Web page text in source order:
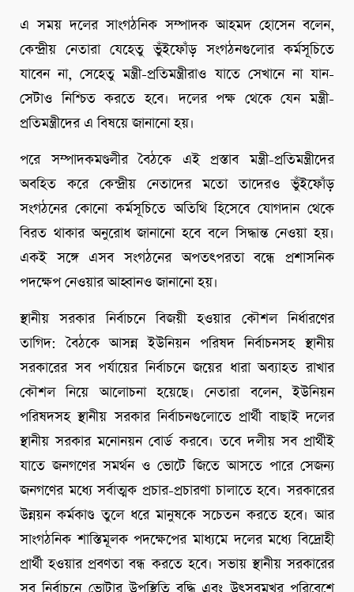
এ সময় দলের সাংগঠনিক সম্পাদক আহমদ হোসেন বলেন,
কেন্দ্রীয় নেতারা যেহেতু ভুঁইফোঁড় সংগঠনগুলোর কর্মসূচিতে
যাবেন না, সেহেতু মন্ত্রী-প্রতিমন্ত্রীরাও যাতে সেখানে না যান-
সেটাও নিশ্চিত করতে হবে। দলের পক্ষ থেকে যেন মন্ত্রী-
প্রতিমন্ত্রীদের এ বিষয়ে জানানো হয়।
পরে সম্পাদকমণ্ডলীর বৈঠকে এই প্রস্তাব মন্ত্রী-প্রতিমন্ত্রীদের
অবহিত করে কেন্দ্রীয় নেতাদের মতো তাদেরও ভুঁইফোঁড়
সংগঠনের কোনো কর্মসূচিতে অতিথি হিসেবে যোগদান থেকে
বিরত থাকার অনুরোধ জানানো হবে বলে সিদ্ধান্ত নেওয়া হয়।
একই সঙ্গে এসব সংগঠনের অপতৎপরতা বন্ধে প্রশাসনিক
পদক্ষেপ নেওয়ার আহ্বানও জানানো হয়।
স্থানীয় সরকার নির্বাচনে বিজয়ী হওয়ার কৌশল নির্ধারণের
তাগিদ: বৈঠকে আসন্ন ইউনিয়ন পরিষদ নির্বাচনসহ স্থানীয়
সরকারের সব পর্যায়ের নির্বাচনে জয়ের ধারা অব্যাহত রাখার
কৌশল নিয়ে আলোচনা হয়েছে। নেতারা বলেন, ইউনিয়ন
পরিষদসহ স্থানীয় সরকার নির্বাচনগুলোতে প্রার্থী বাছাই দলের
স্থানীয় সরকার মনোনয়ন বোর্ড করবে। তবে দলীয় সব প্রার্থীই
যাতে জনগণের সমর্থন ও ভোটে জিতে আসতে পারে সেজন্য
জনগণের মধ্যে সর্বাত্মক প্রচার-প্রচারণা চালাতে হবে। সরকারের
উন্নয়ন কর্মকাণ্ড তুলে ধরে মানুষকে সচেতন করতে হবে। আর
সাংগঠনিক শাস্তিমূলক পদক্ষেপের মাধ্যমে দলের মধ্যে বিদ্রোহী
প্রার্থী হওয়ার প্রবণতা বন্ধ করতে হবে। সভায় স্থানীয় সরকারের